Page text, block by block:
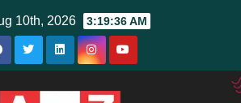
10th, 2026 3:19:37 AM